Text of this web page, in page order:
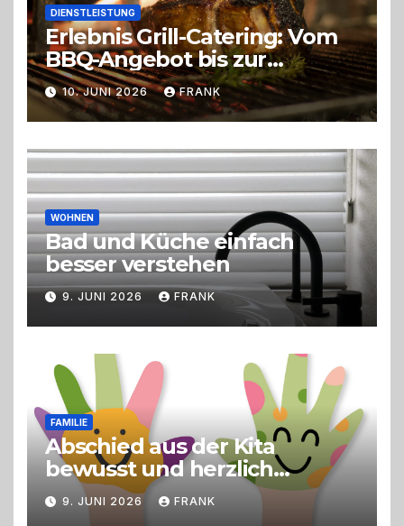
DIENSTLEISTUNG
Erlebnis Grill-Catering: Vom
BBQ-Angebot bis zur
perfekten Eventorganisation
Trend zu Outdoor-Events,
Erlebnisgastronomie und
Live-Cooking
10. JUNI 2026 FRANK
WOHNEN
Bad und Küche einfach
besser verstehen
9. JUNI 2026 FRANK
FAMILIE
Abschied aus der Kita
bewusst und herzlich
gestalten
9. JUNI 2026 FRANK